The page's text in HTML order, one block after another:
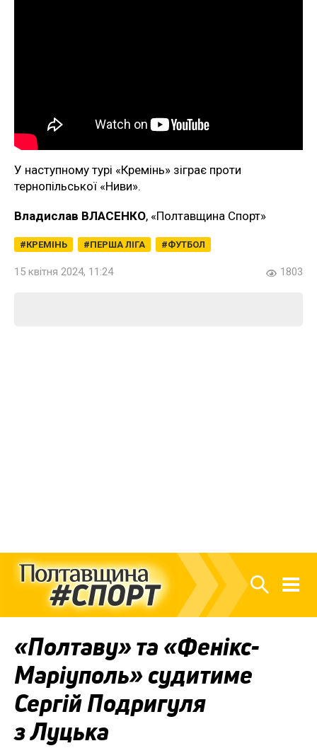
У наступному турі «Кремінь» зіграє проти
тернопільської «Ниви».
Владислав ВЛАСЕНКО, «Полтавщина Спорт»
КРЕМІНЬ ПЕРША ЛІГА ФУТБОЛ
15 квітня 2024, 11:24 1803
«Полтаву» та «Фенікс-
Маріуполь» судитиме
Сергій Подригуля
з Луцька